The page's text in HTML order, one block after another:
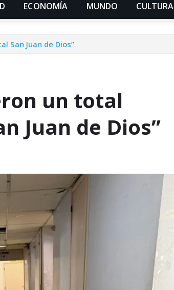
ECONOMÍA MUNDO CULTURA
San Juan de Dios”
un total
Juan de Dios”